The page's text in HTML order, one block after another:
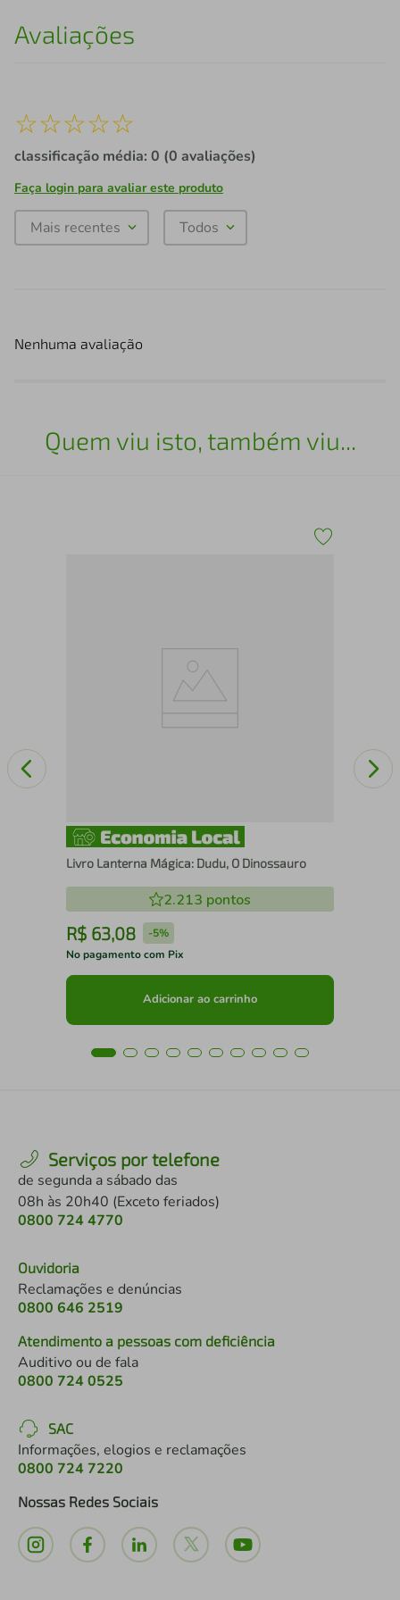
Avaliações
☆☆☆☆☆
classificação média: 0 (0 avaliações)
Faça login para avaliar este produto
Mais recentes Todos
Nenhuma avaliação
Quem viu isto, também viu...
Livro Lanterna Mágica: Dudu, O Dinossauro
2.213 pontos
R$ 63,08 -5%
No pagamento com Pix
Adicionar ao carrinho
Serviços por telefone
de segunda a sábado das
08h às 20h40 (Exceto feriados)
0800 724 4770
Ouvidoria
Reclamações e denúncias
0800 646 2519
Atendimento a pessoas com deficiência
Auditivo ou de fala
0800 724 0525
SAC
Informações, elogios e reclamações
0800 724 7220
Nossas Redes Sociais